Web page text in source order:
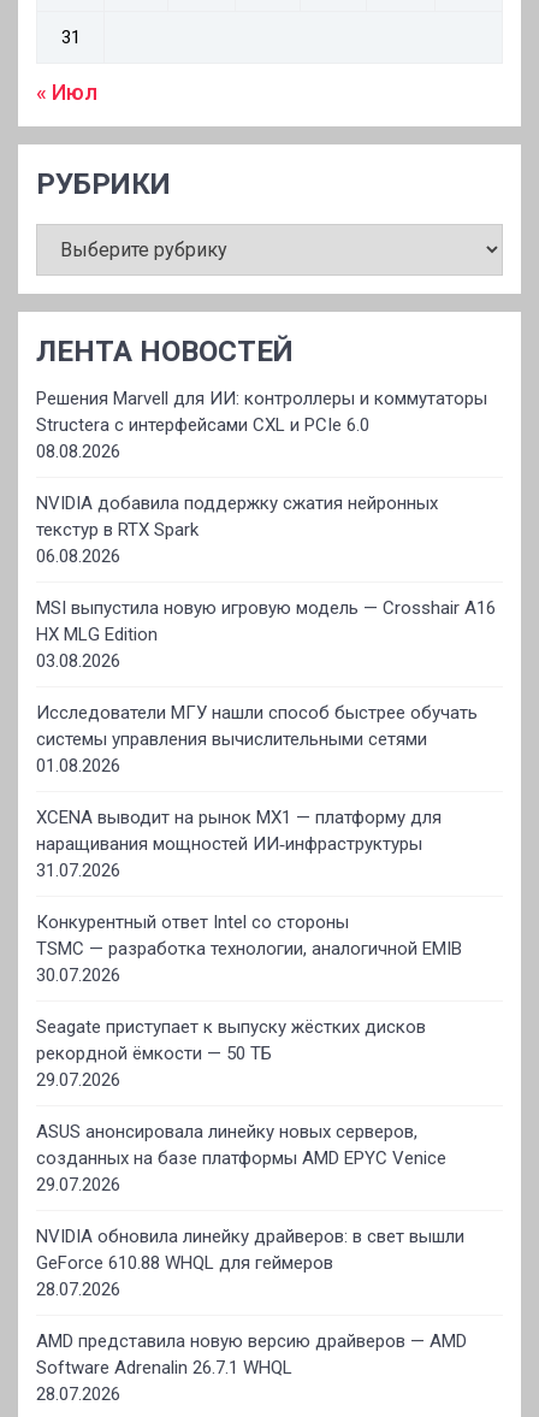
31
« Июл
РУБРИКИ
ЛЕНТА НОВОСТЕЙ
Решения Marvell для ИИ: контроллеры и коммутаторы
Structera с интерфейсами CXL и PCIe 6.0
08.08.2026
NVIDIA добавила поддержку сжатия нейронных
текстур в RTX Spark
06.08.2026
MSI выпустила новую игровую модель — Crosshair A16
HX MLG Edition
03.08.2026
Исследователи МГУ нашли способ быстрее обучать
системы управления вычислительными сетями
01.08.2026
XCENA выводит на рынок MX1 — платформу для
наращивания мощностей ИИ‑инфраструктуры
31.07.2026
Конкурентный ответ Intel со стороны
TSMC — разработка технологии, аналогичной EMIB
30.07.2026
Seagate приступает к выпуску жёстких дисков
рекордной ёмкости — 50 ТБ
29.07.2026
ASUS анонсировала линейку новых серверов,
созданных на базе платформы AMD EPYC Venice
29.07.2026
NVIDIA обновила линейку драйверов: в свет вышли
GeForce 610.88 WHQL для геймеров
28.07.2026
AMD представила новую версию драйверов — AMD
Software Adrenalin 26.7.1 WHQL
28.07.2026